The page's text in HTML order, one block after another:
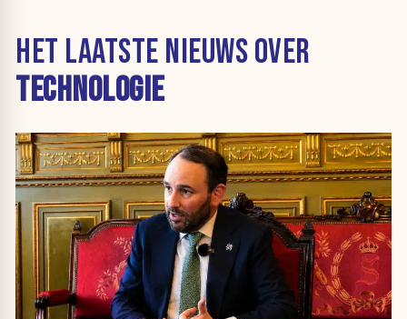
HET LAATSTE NIEUWS OVER
TECHNOLOGIE